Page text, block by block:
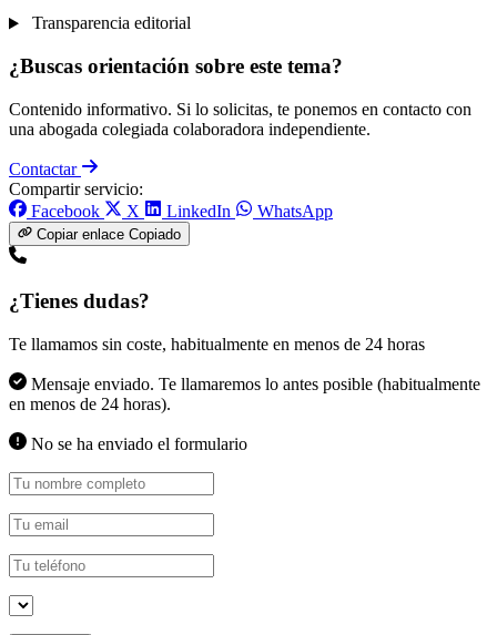
Transparencia editorial
¿Buscas orientación sobre este tema?
Contenido informativo. Si lo solicitas, te ponemos en contacto con
una abogada colegiada colaboradora independiente.
Contactar
Compartir servicio:
Facebook
X LinkedIn WhatsApp
Copiar enlace Copiado
¿Tienes dudas?
Te llamamos sin coste, habitualmente en menos de 24 horas
Mensaje enviado. Te llamaremos lo antes posible (habitualmente
en menos de 24 horas).
No se ha enviado el formulario